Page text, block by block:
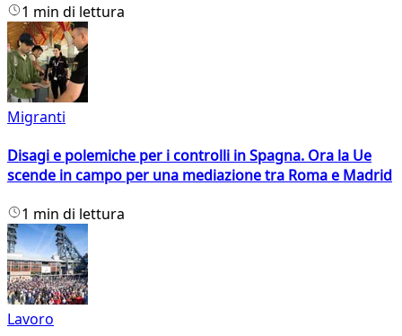
1 min di lettura
Migranti
Disagi e polemiche per i controlli in Spagna. Ora la Ue
scende in campo per una mediazione tra Roma e Madrid
1 min di lettura
Lavoro